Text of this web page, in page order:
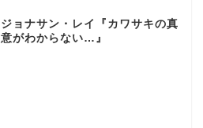
ジョナサン・レイ『カワサキの真
意がわからない…』